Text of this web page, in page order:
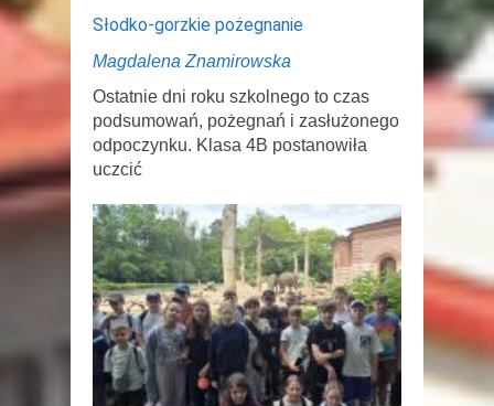
Słodko-gorzkie pożegnanie
Magdalena Znamirowska
Ostatnie dni roku szkolnego to czas
podsumowań, pożegnań i zasłużonego
odpoczynku. Klasa 4B postanowiła
uczcić